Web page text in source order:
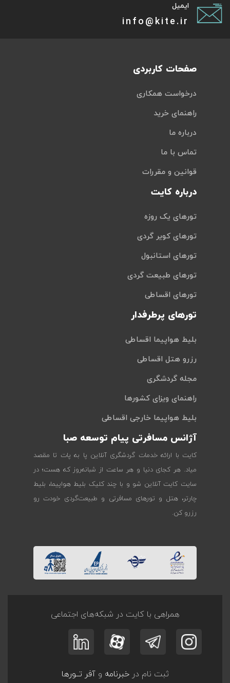
ایمیل
info@kite.ir
صفحات کاربردی
درخواست همکاری
راهنمای خرید
درباره ما
تماس با ما
قوانین و مقررات
درباره کایت
تورهای یک روزه
تورهای کویر گردی
تورهای استانبول
تورهای طبیعت گردی
تورهای اقساطی
تورهای پرطرفدار
بلیط هواپیما اقساطی
رزرو هتل اقساطی
مجله گردشگری
راهنمای ویزای کشورها
بلیط هواپیما خارجی اقساطی
آژانس مسافرتی پیام توسعه صبا
کایت با ارائه خدمات گردشگری آنلاین پا به پات تا مقصد
میاد. هر کجای دنیا و هر ساعت از شبانه‌روز که هست؛ در
سایت کایت آنلاین شو و با چند کلیک بلیط هواپیما، بلیط
چارتر، هتل و تورهای مسافرتی و طبیعت‌گردی خودت رو
رزرو کن.
همراهی با کایت در شبکه‌های اجتماعی
ثبت نام درخبرنامه وآفر تــورها